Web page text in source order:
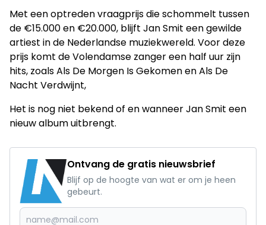
Met een optreden vraagprijs die schommelt tussen
de €15.000 en €20.000, blijft Jan Smit een gewilde
artiest in de Nederlandse muziekwereld. Voor deze
prijs komt de Volendamse zanger een half uur zijn
hits, zoals Als De Morgen Is Gekomen en Als De
Nacht Verdwijnt,
Het is nog niet bekend of en wanneer Jan Smit een
nieuw album uitbrengt.
Ontvang de gratis nieuwsbrief
Blijf op de hoogte van wat er om je heen
gebeurt.